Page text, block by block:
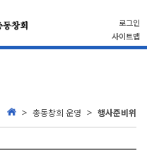
로그인
사이트맵
총동창회 운영 행사준비위